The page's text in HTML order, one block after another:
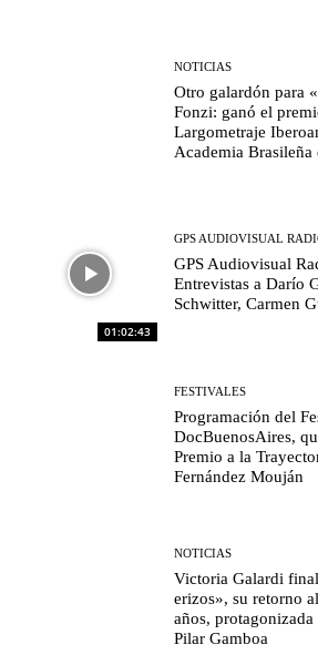
NOTICIAS
Otro galardón para
Fonzi: ganó el
Largometraje
Academia Brasileña
01:02:43
GPS AUDIOVISUAL
GPS Audiovisual
Entrevistas a Darío
Schwitter, Carmen
FESTIVALES
Programación del
DocBuenosAires,
Premio a la
Fernández Mouján
NOTICIAS
Victoria Galardi
erizos», su retorno
años,
Pilar Gamboa